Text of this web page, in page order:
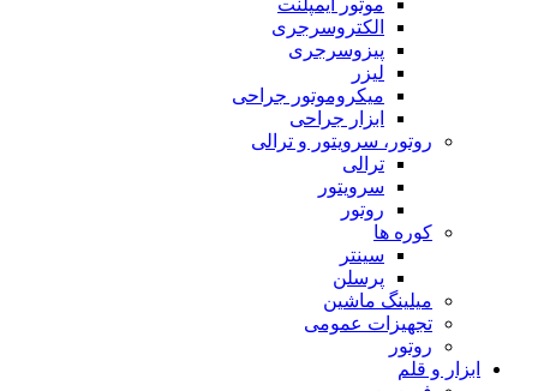
موتور ایمپلنت
الکتروسرجری
پیزوسرجری
لیزر
میکروموتور جراحی
ابزار جراحی
روتور، سرویتور و ترالی
ترالی
سرویتور
روتور
کوره ها
سینتر
پرسلن
میلینگ ماشین
تجهیزات عمومی
روتور
ابزار و قلم